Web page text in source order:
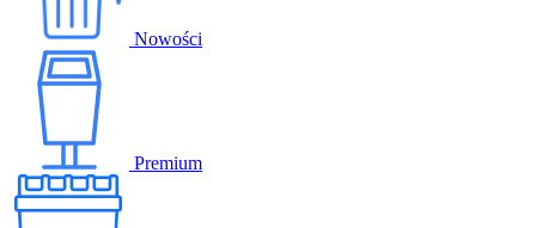
Nowości
Premium